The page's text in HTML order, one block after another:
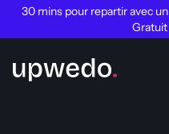
30 mins pour repartir avec